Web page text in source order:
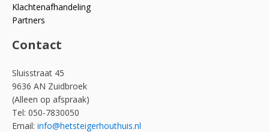
Klachtenafhandeling
Partners
Contact
Sluisstraat 45
9636 AN Zuidbroek
(Alleen op afspraak)
Tel: 050-7830050
Email: info@hetsteigerhouthuis.nl